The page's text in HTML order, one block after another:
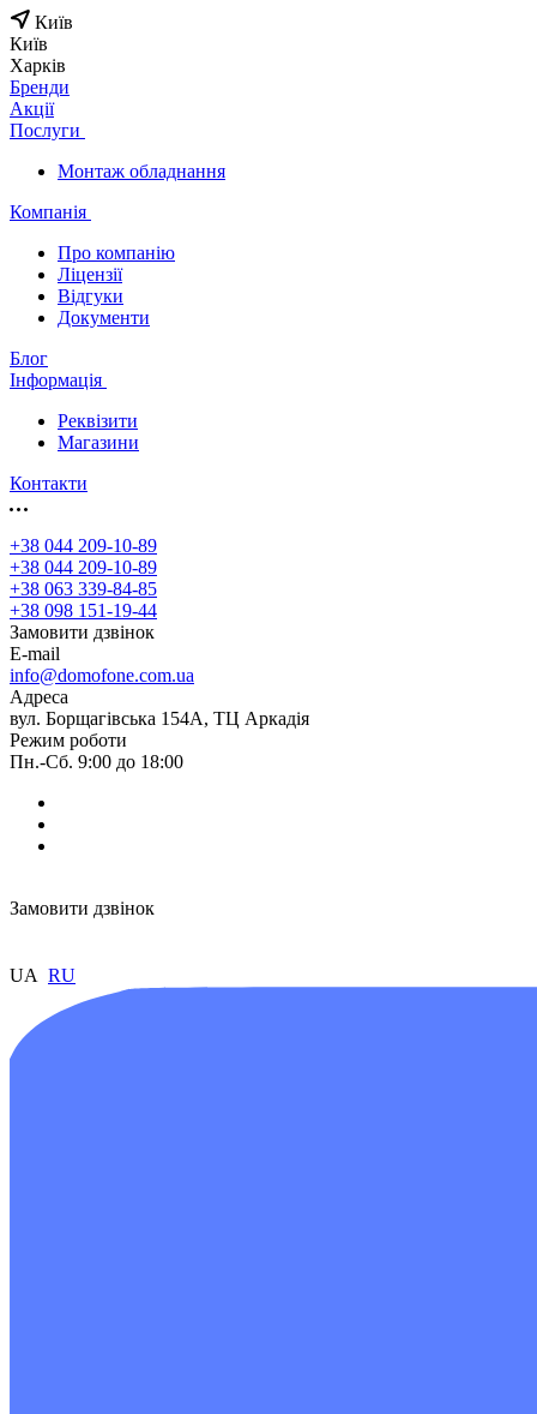
Київ
Київ
Харків
Бренди
Акції
Послуги
Монтаж обладнання
Компанія
Про компанію
Ліцензії
Відгуки
Документи
Блог
Інформація
Реквізити
Магазини
Контакти
+38 044 209-10-89
+38 044 209-10-89
+38 063 339-84-85
+38 098 151-19-44
Замовити дзвінок
E-mail
info@domofone.com.ua
Адреса
вул. Борщагівська 154А, ТЦ Аркадія
Режим роботи
Пн.-Сб. 9:00 до 18:00
Замовити дзвінок
UA RU